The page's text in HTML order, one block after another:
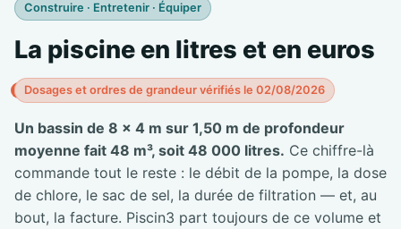
Construire · Entretenir · Équiper
La piscine en litres et en euros
Dosages et ordres de grandeur vérifiés le 02/08/2026
Un bassin de 8 × 4 m sur 1,50 m de profondeur
moyenne fait 48 m³, soit 48 000 litres. Ce chiffre-là
commande tout le reste : le débit de la pompe, la dose
de chlore, le sac de sel, la durée de filtration — et, au
bout, la facture. Piscin3 part toujours de ce volume et